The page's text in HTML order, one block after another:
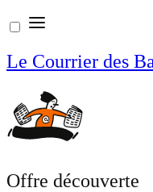
Aller
au
contenu
Le Courrier des
Offre découverte